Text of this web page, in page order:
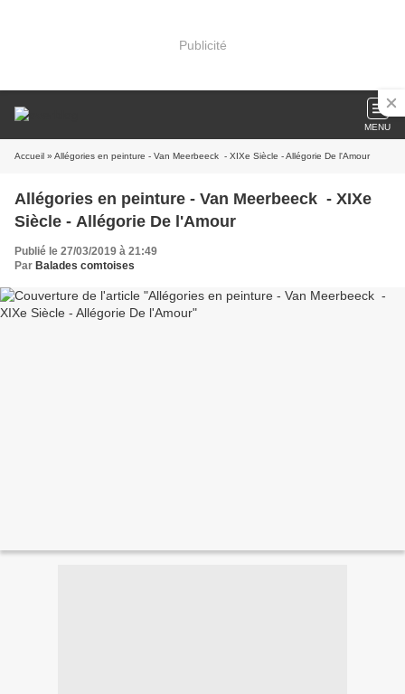
Publicité
MENU
Accueil » Allégories en peinture - Van Meerbeeck - XIXe Siècle - Allégorie De l'Amour
Allégories en peinture - Van Meerbeeck - XIXe
Siècle - Allégorie De l'Amour
Publié le 27/03/2019 à 21:49
Par Balades comtoises